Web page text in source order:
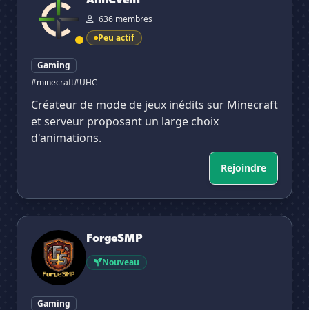
636 membres
Peu actif
Gaming
#minecraft#UHC
Créateur de mode de jeux inédits sur Minecraft
et serveur proposant un large choix
d'animations.
Rejoindre
ForgeSMP
ForgeSMP
Nouveau
Gaming